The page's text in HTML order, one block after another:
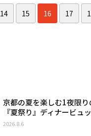
14 15 16 17
京都の夏を楽しむ1夜限り
『夏祭り』ディナービュ
2026.8.6